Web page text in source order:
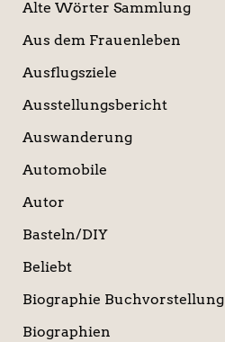
Alte Wörter Sammlung
Aus dem Frauenleben
Ausflugsziele
Ausstellungsbericht
Auswanderung
Automobile
Autor
Basteln/DIY
Beliebt
Biographie Buchvorstellung
Biographien